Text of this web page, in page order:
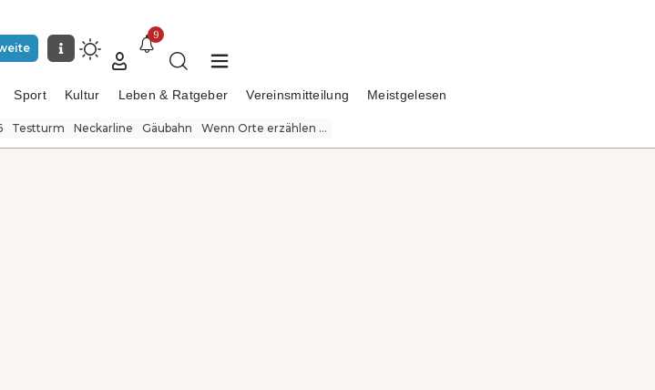
9
Sport Kultur Leben & Ratgeber Vereinsmitteilung Meistgelesen
Testturm Neckarline Gäubahn Wenn Orte erzählen ...